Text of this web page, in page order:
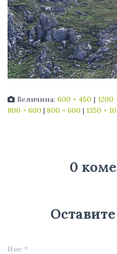
Величина: 600 × 450 | 1200
800 × 600 | 800 × 600 | 1350 ×
0
Име *